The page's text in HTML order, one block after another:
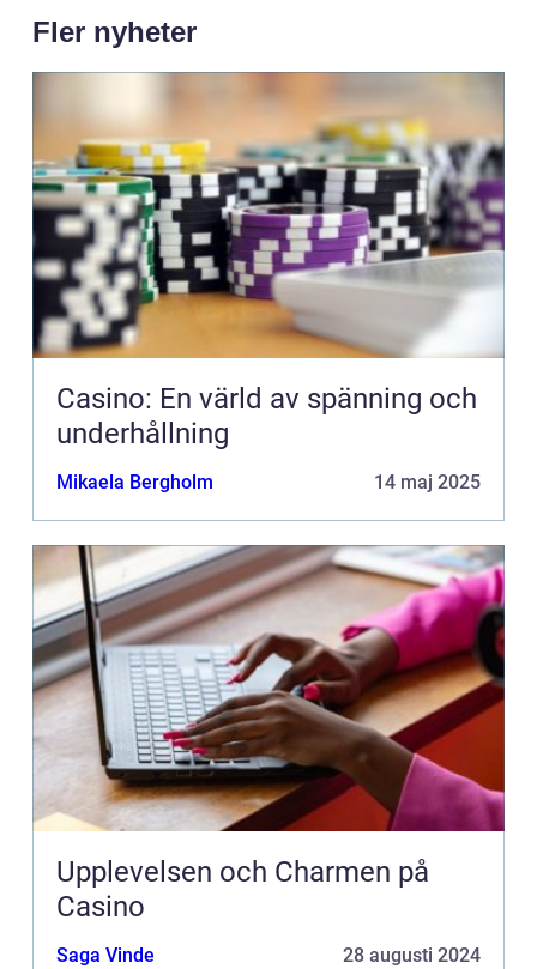
Fler nyheter
Casino: En värld av spänning och
underhållning
Mikaela Bergholm 14 maj 2025
Upplevelsen och Charmen på
Casino
Saga Vinde 28 augusti 2024